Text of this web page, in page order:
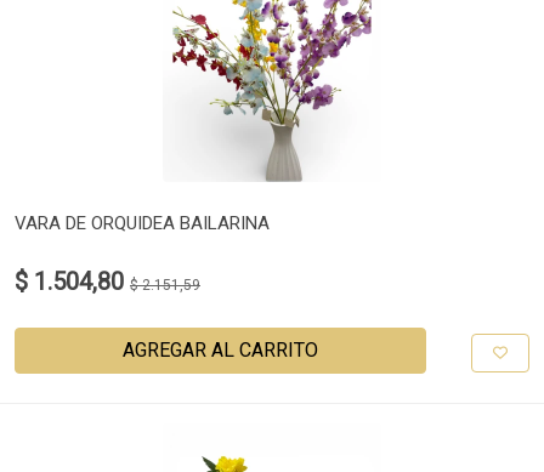
VARA DE ORQUIDEA BAILARINA
$ 1.504,80 $ 2.151,59
AGREGAR AL CARRITO